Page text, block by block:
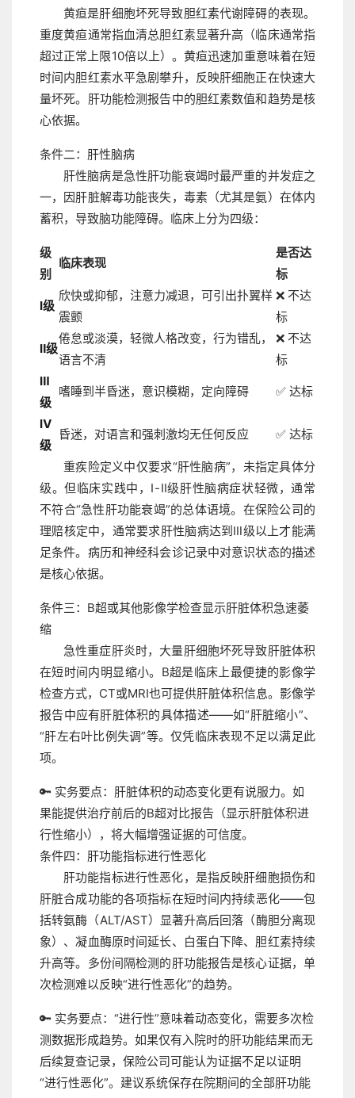
黄疸是肝细胞坏死导致胆红素代谢障碍的表现。
重度黄疸通常指血清总胆红素显著升高（临床通常指
超过正常上限10倍以上）。黄疸迅速加重意味着在短
时间内胆红素水平急剧攀升，反映肝细胞正在快速大
量坏死。肝功能检测报告中的胆红素数值和趋势是核
心依据。
条件二：肝性脑病
肝性脑病是急性肝功能衰竭时最严重的并发症之
一，因肝脏解毒功能丧失，毒素（尤其是氨）在体内
蓄积，导致脑功能障碍。临床上分为四级：
级
别
临床表现
是否达
标
Ⅰ级
欣快或抑郁，注意力减退，可引出扑翼样
震颤
❌ 不达
标
Ⅱ级
倦怠或淡漠，轻微人格改变，行为错乱，
语言不清
❌ 不达
标
Ⅲ
级
嗜睡到半昏迷，意识模糊，定向障碍 ✅ 达标
Ⅳ
级
昏迷，对语言和强刺激均无任何反应 ✅ 达标
重疾险定义中仅要求“肝性脑病”，未指定具体分
级。但临床实践中，Ⅰ-Ⅱ级肝性脑病症状轻微，通常
不符合“急性肝功能衰竭”的总体语境。在保险公司的
理赔核定中，通常要求肝性脑病达到Ⅲ级以上才能满
足条件。病历和神经科会诊记录中对意识状态的描述
是核心依据。
条件三：B超或其他影像学检查显示肝脏体积急速萎
缩
急性重症肝炎时，大量肝细胞坏死导致肝脏体积
在短时间内明显缩小。B超是临床上最便捷的影像学
检查方式，CT或MRI也可提供肝脏体积信息。影像学
报告中应有肝脏体积的具体描述——如“肝脏缩小”、
“肝左右叶比例失调”等。仅凭临床表现不足以满足此
项。
🔑 实务要点： 肝脏体积的动态变化更有说服力。如
果能提供治疗前后的B超对比报告（显示肝脏体积进
行性缩小），将大幅增强证据的可信度。
条件四：肝功能指标进行性恶化
肝功能指标进行性恶化，是指反映肝细胞损伤和
肝脏合成功能的各项指标在短时间内持续恶化——包
括转氨酶（ALT/AST）显著升高后回落（酶胆分离现
象）、凝血酶原时间延长、白蛋白下降、胆红素持续
升高等。多份间隔检测的肝功能报告是核心证据，单
次检测难以反映“进行性恶化”的趋势。
🔑 实务要点： “进行性”意味着动态变化，需要多次检
测数据形成趋势。如果仅有入院时的肝功能结果而无
后续复查记录，保险公司可能认为证据不足以证明
“进行性恶化”。建议系统保存在院期间的全部肝功能